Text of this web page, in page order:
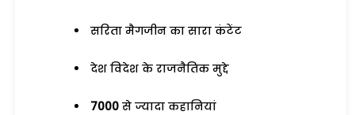
सरिता मैगजीन का सारा कंटेंट
देश विदेश के राजनैतिक मुद्दे
7000 से ज्यादा कहानियां